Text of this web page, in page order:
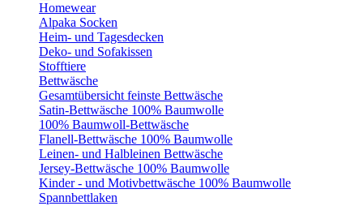
Homewear
Alpaka Socken
Heim- und Tagesdecken
Deko- und Sofakissen
Stofftiere
Bettwäsche
Gesamtübersicht feinste Bettwäsche
Satin-Bettwäsche 100% Baumwolle
100% Baumwoll-Bettwäsche
Flanell-Bettwäsche 100% Baumwolle
Leinen- und Halbleinen Bettwäsche
Jersey-Bettwäsche 100% Baumwolle
Kinder - und Motivbettwäsche 100% Baumwolle
Spannbettlaken